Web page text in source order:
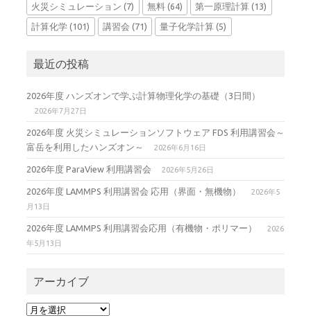
火災シミュレーション (7) 無料(64) 第一原理計算 (13)
計算化学 (101) 講習会 (71) 量子化学計算 (5)
最近の投稿
2026年度 ハンズオンで学ぶ計算物理化学の基礎（3日間）
2026年7月27日
2026年度 火災シミュレーションソフトウェア FDS 利用講習会～
富岳を利用したハンズオン～
2026年6月16日
2026年度 ParaView 利用講習会 2026年5月26日
2026年度 LAMMPS 利用講習会 応用（界面・無機物）
2026年5
月13日
2026年度 LAMMPS 利用講習会応用（有機物・ポリマー）
2026
年5月13日
アーカイブ
ア